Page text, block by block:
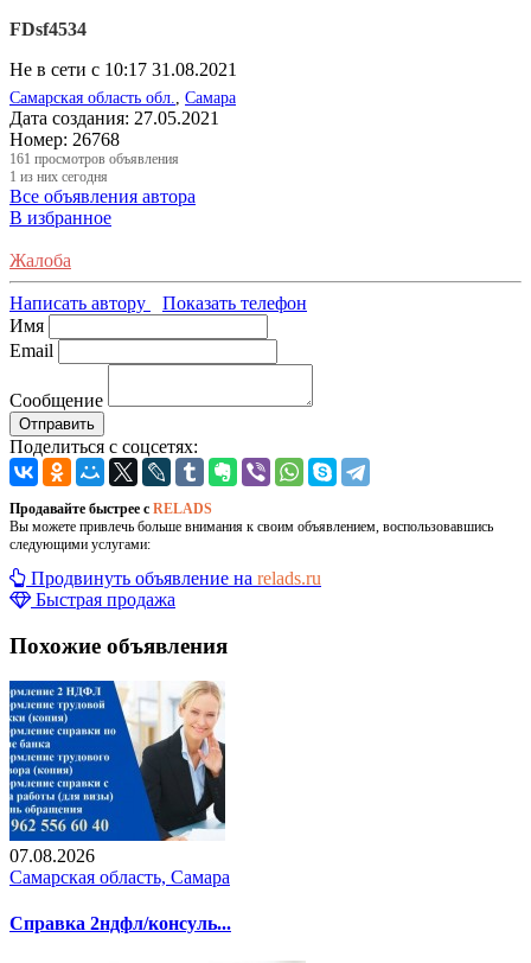
FDsf4534
Не в сети с 10:17 31.08.2021
Самарская область обл. Самара
Дата создания: 27.05.2021
Номер: 26768
161 просмотров объявления
1 из них сегодня
Все объявления автора
В избранное
Жалоба
Написать автору
Показать телефон
Имя
Email
Сообщение
Отправить
Поделиться с соцсетях:
Продавайте быстрее с RELADS
Вы можете привлечь больше внимания к своим объявлением, воспользовавшись
следующими услугами:
Продвинуть объявление на relads.ru
Быстрая продажа
Похожие объявления
07.08.2026
Самарская область, Самара
Справка 2ндфл/консуль...